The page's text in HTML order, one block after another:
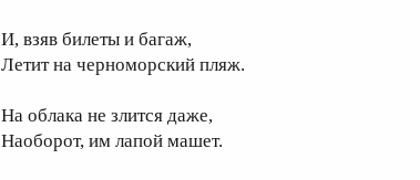
И, взяв билеты и багаж,
Летит на черноморский пляж.
На облака не злится даже,
Наоборот, им лапой машет.